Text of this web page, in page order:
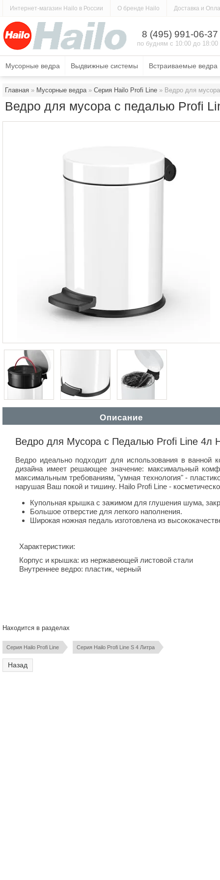
Интернет-магазин Hailo в России О бренде Hailo Доставка и
8 (495) 991-06-37
по будням с 10:00 до 18:00
КАТАЛОГ ПРОДУКЦИИ О МАГАЗИНЕ
Мусорные ведра Выдвижные системы Встраиваемые ведра
Главная » Мусорные ведра » Серия Hailo Profi Line » Ведро для
Ведро для мусора с педалью Profi
Описание
Ведро для Мусора с Педалью Profi Line 4л
Ведро идеально подходит для использования в ванной
дизайна имеет решающее значение: максимальный
максимальным требованиям, "умная технология" -
нарушая Ваш покой и тишину. Hailo Profi Line -
Купольная крышка с зажимом для глушения шума,
Большое отверстие для легкого наполнения.
Широкая ножная педаль изготовлена из
Характеристики:
Корпус и крышка: из нержавеющей листовой стали
Внутреннее ведро: пластик, черный
Находится в разделах
Серия Hailo Profi Line Серия Hailo Profi Line S 4 Литра
Назад